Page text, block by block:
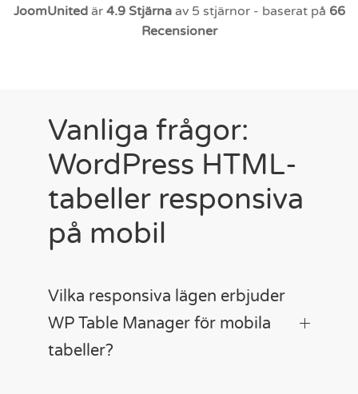
JoomUnited är 4.9 Stjärnaav 5 stjärnor - baserat på 66
Recensioner
Vanliga frågor:
WordPress HTML-
tabeller responsiva
på mobil
Vilka responsiva lägen erbjuder
WP Table Manager för mobila
tabeller?